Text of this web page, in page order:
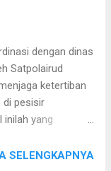
Pencegahan dan
sama melalui
dan Jajaran
bilamana terjadi
ini
kepolisian,
itu,
dengan dinas
Satpolairud
ketertiban
di pesisir
inilah yang
di Kantor
SELENGKAPNYA